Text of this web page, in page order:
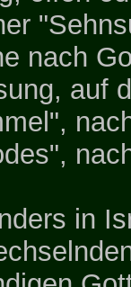
nach
auf
in